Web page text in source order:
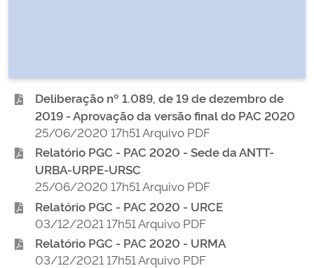
Deliberação nº 1.089, de 19 de dezembro de
2019 - Aprovação da versão final do PAC 2020
25/06/2020 17h51 Arquivo PDF
Relatório PGC - PAC 2020 - Sede da ANTT-
URBA-URPE-URSC
25/06/2020 17h51 Arquivo PDF
Relatório PGC - PAC 2020 - URCE
03/12/2021 17h51 Arquivo PDF
Relatório PGC - PAC 2020 - URMA
03/12/2021 17h51 Arquivo PDF